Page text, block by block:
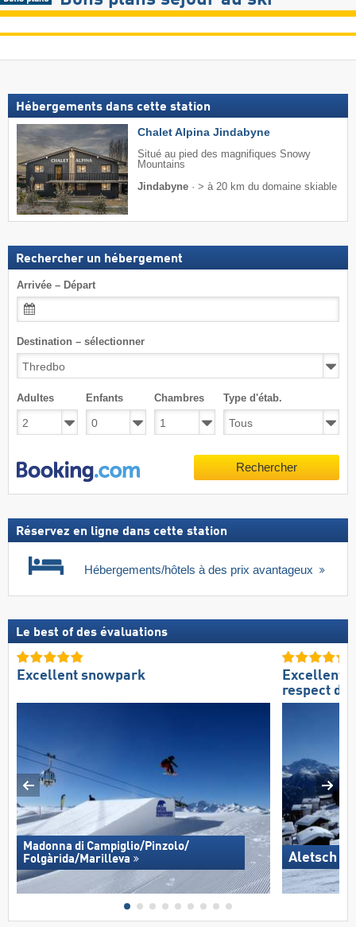
Hébergements dans cette station
Chalet Alpina Jindabyne
Situé au pied des magnifiques Snowy
Mountains
Jindabyne · > à 20 km du domaine skiable
Rechercher un hébergement
Arrivée – Départ
Destination – sélectionner
Adultes Enfants Chambres Type d'étab.
Rechercher
Réservez en ligne dans cette station
Hébergements/hôtels à des prix avantageux
Le best of des évaluations
Excellent snowpark
Madonna di Campiglio/​Pinzolo/​
Folgàrida/​Marilleva
Excellent
respect de
Aletsch